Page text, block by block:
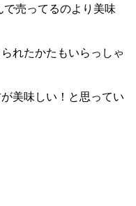
で売ってるのより美味
れたかたもいらっしゃ
美味しい！と思ってい